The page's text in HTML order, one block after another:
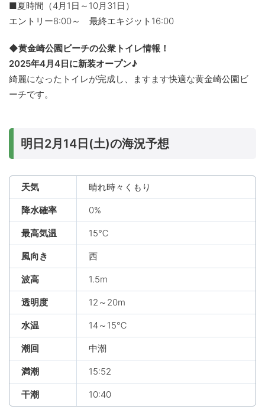
■夏時間（4月1日～10月31日）
エントリー8:00～ 最終エキジット16:00
◆黄金崎公園ビーチの公衆トイレ情報！
2025年4月4日に新装オープン♪
綺麗になったトイレが完成し、ますます快適な黄金崎公園ビ
ーチです。
明日2月14日(土)の海況予想
天気 晴れ時々くもり
降水確率 0%
最高気温 15℃
風向き 西
波高 1.5m
透明度 12～20m
水温 14～15℃
潮回 中潮
満潮 15:52
干潮 10:40